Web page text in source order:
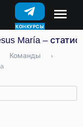
КОНКУРСЫ
María –
Команды
›